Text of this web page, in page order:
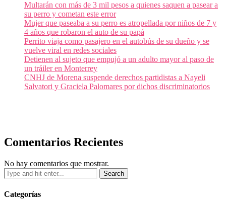
Multarán con más de 3 mil pesos a quienes saquen a pasear a
su perro y cometan este error
Mujer que paseaba a su perro es atropellada por niños de 7 y
4 años que robaron el auto de su papá
Perrito viaja como pasajero en el autobús de su dueño y se
vuelve viral en redes sociales
Detienen al sujeto que empujó a un adulto mayor al paso de
un tráiler en Monterrey
CNHJ de Morena suspende derechos partidistas a Nayeli
Salvatori y Graciela Palomares por dichos discriminatorios
Comentarios Recientes
No hay comentarios que mostrar.
Categorías